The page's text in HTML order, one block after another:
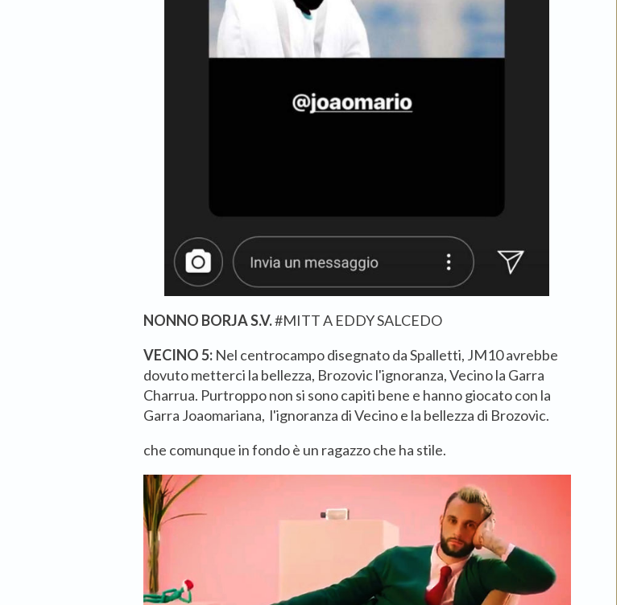
NONNO BORJA S.V.#MITT A EDDY SALCEDO
VECINO 5: Nel centrocampo disegnato da Spalletti, JM10 avrebbe
dovuto metterci la bellezza, Brozovic l'ignoranza, Vecino la Garra
Charrua. Purtroppo non si sono capiti bene e hanno giocato con la
Garra Joaomariana, l'ignoranza di Vecino e la bellezza di Brozovic.
che comunque in fondo è un ragazzo che ha stile.